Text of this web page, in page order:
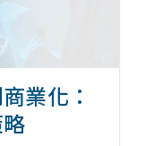
業化：